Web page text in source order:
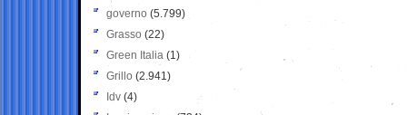
governo (5.799)
Grasso (22)
Green Italia (1)
Grillo (2.941)
Idv (4)